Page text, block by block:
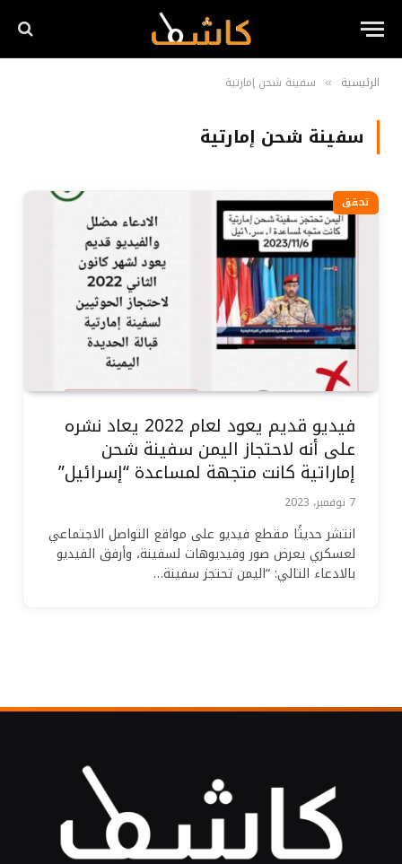
الرئيسية » سفينة شحن إمارتية
سفينة شحن إمارتية
تحقق
فيديو قديم يعود لعام 2022 يعاد نشره
على أنه لاحتجاز اليمن سفينة شحن
إماراتية كانت متجهة لمساعدة “إسرائيل”
7 نوفمبر، 2023
انتشر حديثًا مقطع فيديو على مواقع التواصل الاجتماعي
لعسكري يعرض صور وفيديوهات لسفينة، وأرفق الفيديو
بالادعاء التالي: “اليمن تحتجز سفينة…